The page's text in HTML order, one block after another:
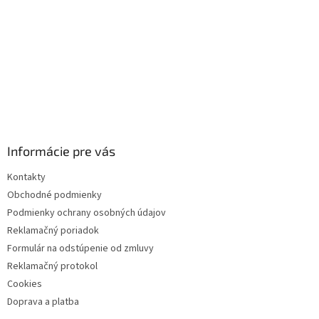
Informácie pre vás
Kontakty
Obchodné podmienky
Podmienky ochrany osobných údajov
Reklamačný poriadok
Formulár na odstúpenie od zmluvy
Reklamačný protokol
Cookies
Doprava a platba